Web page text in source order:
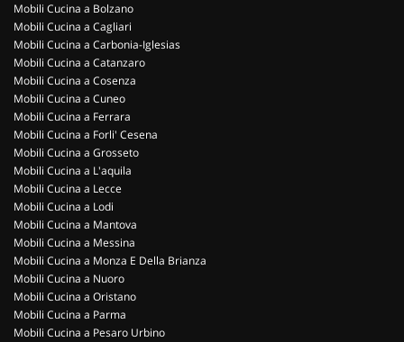
Mobili Cucina a Bolzano
Mobili Cucina a Cagliari
Mobili Cucina a Carbonia-Iglesias
Mobili Cucina a Catanzaro
Mobili Cucina a Cosenza
Mobili Cucina a Cuneo
Mobili Cucina a Ferrara
Mobili Cucina a Forli' Cesena
Mobili Cucina a Grosseto
Mobili Cucina a L'aquila
Mobili Cucina a Lecce
Mobili Cucina a Lodi
Mobili Cucina a Mantova
Mobili Cucina a Messina
Mobili Cucina a Monza E Della Brianza
Mobili Cucina a Nuoro
Mobili Cucina a Oristano
Mobili Cucina a Parma
Mobili Cucina a Pesaro Urbino